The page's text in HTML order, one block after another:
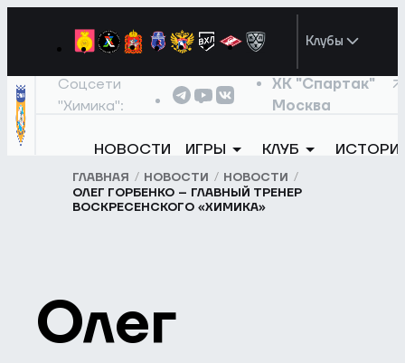
Клубы
Соцсети
"Химика":
ХК "Спартак"
Москва
НОВОСТИ ИГРЫ КЛУБ
ГЛАВНАЯ НОВОСТИ
НОВОСТИ
ОЛЕГ ГОРБЕНКО – ГЛАВНЫЙ ТРЕНЕР
ВОСКРЕСЕНСКОГО «ХИМИКА»
Олег